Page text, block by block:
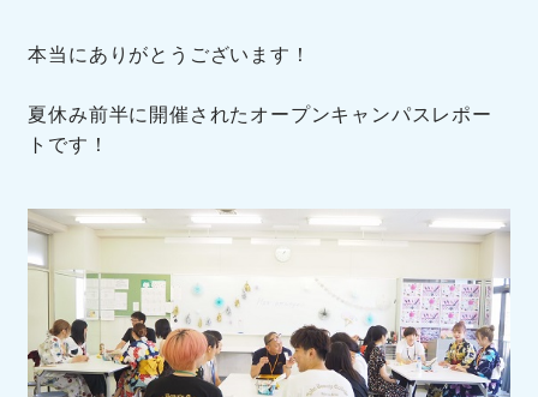
本当にありがとうございます！
夏休み前半に開催されたオープンキャンパスレポー
トです！